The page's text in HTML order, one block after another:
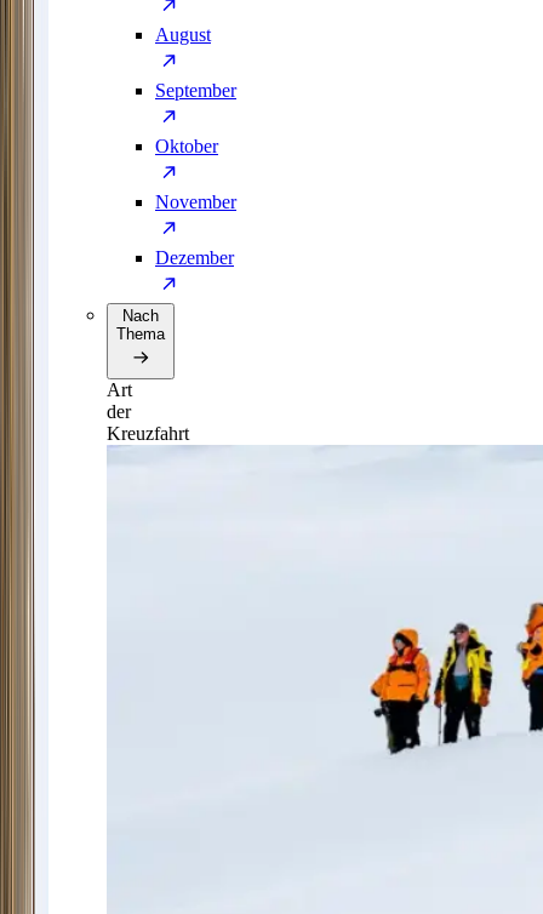
August
September
Oktober
November
Dezember
Nach
Thema
Art
der
Kreuzfahrt